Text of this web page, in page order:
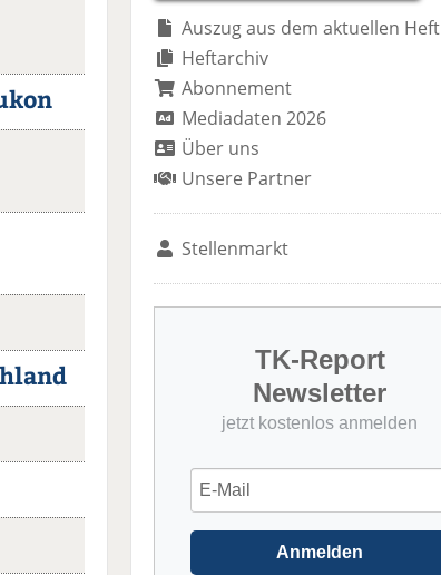
Auszug aus dem aktuellen Heft
Heftarchiv
Abonnement
Mediadaten 2026
Über uns
Unsere Partner
Stellenmarkt
TK-Report
Newsletter
jetzt kostenlos anmelden
Anmelden